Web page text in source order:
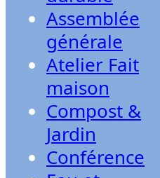
Assemblée
générale
Atelier Fait
maison
Compost &
Jardin
Conférence